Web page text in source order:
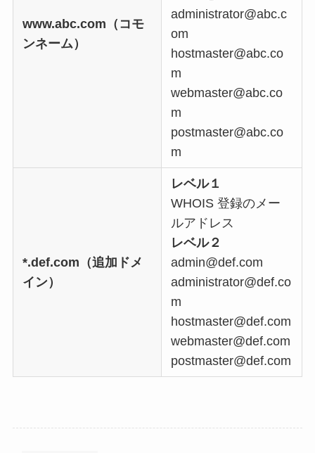
www.abc.com（コモ
ンネーム）
administrator@abc.c
om
hostmaster@abc.co
m
webmaster@abc.co
m
postmaster@abc.co
m
*.def.com（追加ドメ
イン）
レベル１
WHOIS 登録のメー
ルアドレス
レベル２
admin@def.com
administrator@def.co
m
hostmaster@def.com
webmaster@def.com
postmaster@def.com